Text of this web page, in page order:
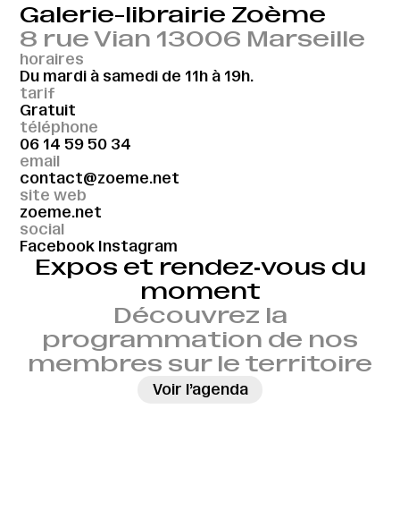
Galerie-librairie Zoème
8 rue Vian 13006 Marseille
horaires
Du mardi à samedi de 11h à 19h.
tarif
Gratuit
téléphone
06 14 59 50 34
email
contact@zoeme.net
site web
zoeme.net
social
Facebook Instagram
Expos et rendez‑vous du
moment
Découvrez la
programmation de nos
membres sur le territoire
Voir l’agenda